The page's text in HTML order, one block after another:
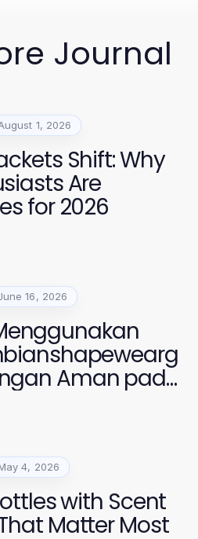
Journal
1, 2026
Shift: Why
Are
for 2026
16, 2026
Aman pada
4, 2026
with Scent
Matter Most